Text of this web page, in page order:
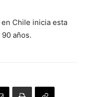
Chile inicia esta
años.